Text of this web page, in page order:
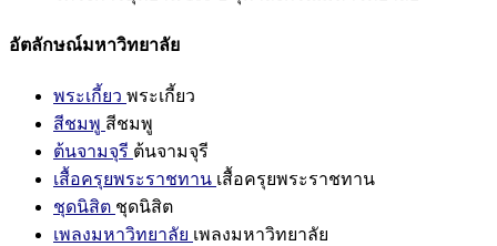
อัตลักษณ์มหาวิทยาลัย
พระเกี้ยว พระเกี้ยว
สีชมพู สีชมพู
ต้นจามจุรี ต้นจามจุรี
เสื้อครุยพระราชทาน เสื้อครุยพระราชทาน
ชุดนิสิต ชุดนิสิต
เพลงมหาวิทยาลัย เพลงมหาวิทยาลัย